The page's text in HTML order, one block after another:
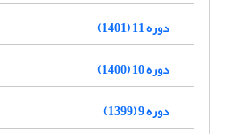
دوره 11 (1401)
دوره 10 (1400)
دوره 9 (1399)